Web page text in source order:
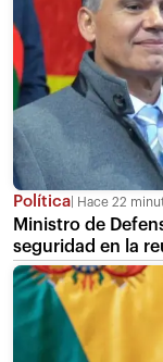
Política Hace 22
Ministro de
seguridad en la